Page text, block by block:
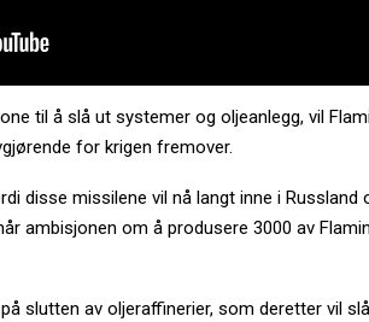
til å slå ut systemer og oljeanlegg, vil
for krigen fremover.
disse missilene vil nå langt inne i Russland
ambisjonen om å produsere 3000 av
slutten av oljeraffinerier, som deretter vil